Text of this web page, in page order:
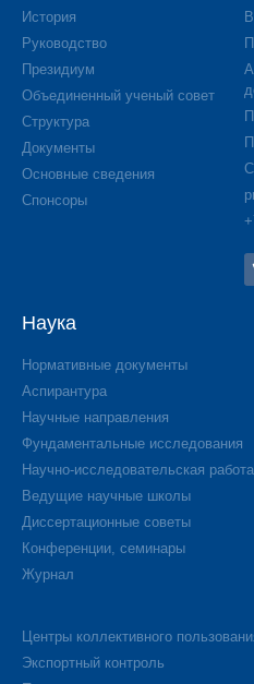
История
Руководство
Президиум
Объединенный ученый совет
Структура
Документы
Основные сведения
Спонсоры
Наука
Нормативные документы
Аспирантура
Научные направления
Фундаментальные исследования
Научно-исследовательская работа
Ведущие научные школы
Диссертационные советы
Конференции, семинары
Журнал
Центры коллективного
Экспортный контроль